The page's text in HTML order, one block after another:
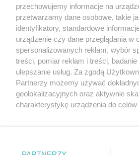
Nie zapomnij
zapoznać się z:
polityką prywatności regulamin
Twojemiasto
Piekary Śląskie
Chorzów
Tarnowskie Góry
Kontakt
przechowujemy informacje na
przetwarzamy dane osobowe, takie
identyfikatory, standardowe
urządzenie czy dane przeglądania w
spersonalizowanych reklam, wybór
treści, pomiar reklam i treści,
ulepszanie usług. Za zgodą
Partnerzy możemy używać
geolokalizacyjnych oraz aktywnie
charakterystykę urządzenia do celów
zmienić/wycofać klikając przycisk